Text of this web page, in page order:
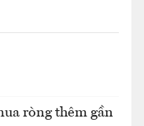
ròng thêm gần